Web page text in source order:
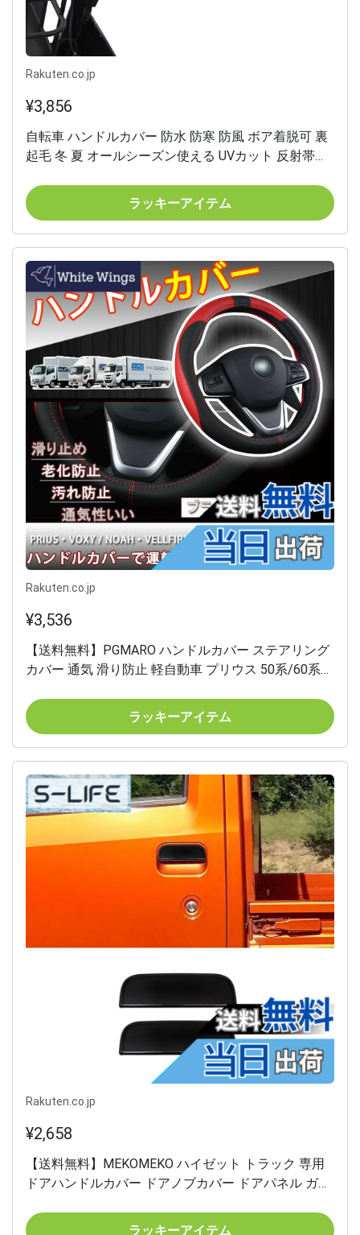
Rakuten.co.jp
¥3,856
自転車 ハンドルカバー 防水 防寒 防風 ボア着脱可 裏
起毛 冬 夏 オールシーズン使える UVカット 反射帯付
GyuPit
ラッキーアイテム
Rakuten.co.jp
¥3,536
【送料無料】PGMARO ハンドルカバー ステアリング
カバー 通気 滑り防止 軽自動車 プリウス 50系/60系
リッド フリード セレナ C27 スペーシア タント
LA650Sなど対応(ブラック+レッド, 36cm)
ラッキーアイテム
Rakuten.co.jp
¥2,658
【送料無料】MEKOMEKO ハイゼット トラック 専用
ドアハンドルカバー ドアノブカバー ドアパネル ガー
Truck【ピアノブラック】HJT-LSB
ラッキーアイテム